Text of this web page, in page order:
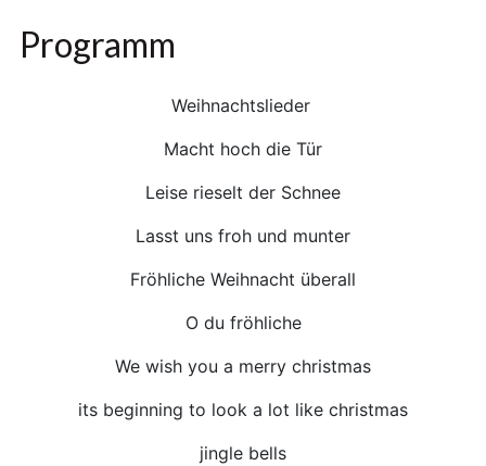
Programm
Weihnachtslieder
Macht hoch die Tür
Leise rieselt der Schnee
Lasst uns froh und munter
Fröhliche Weihnacht überall
O du fröhliche
We wish you a merry christmas
its beginning to look a lot like christmas
jingle bells